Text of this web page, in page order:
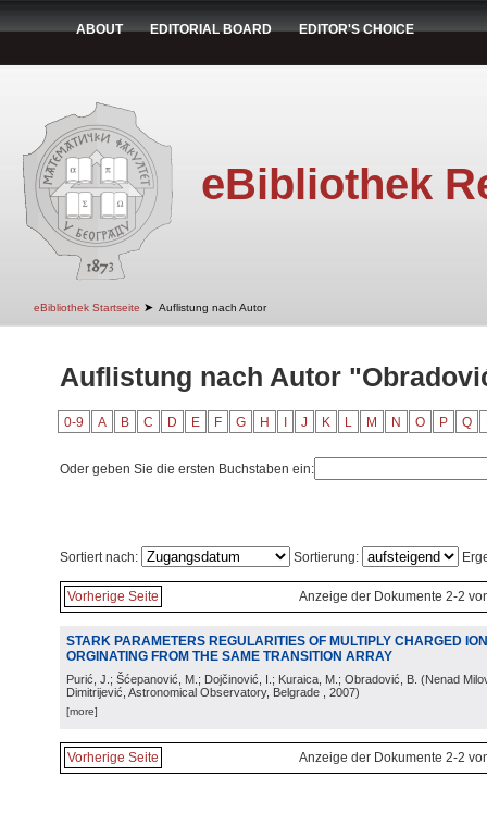
ABOUT EDITORIAL BOARD EDITOR'S CHOICE
eBibliothek
eBibliothek Startseite ➤ Auflistung nach Autor
Auflistung nach Autor
0-9 A B C D E F G H J K L M N O P Q
Oder geben Sie die ersten Buchstaben ein:
Sortiert nach: Sortierung:
Vorherige Seite Anzeige der Dokumente 2-2
STARK PARAMETERS REGULARITIES OF MULTIPLY CHARGED
ORGINATING FROM THE SAME TRANSITION ARRAY
Purić, J.; Šćepanović, M.; Dojčinović, I.; Kuraica, M.; Obradović, B. (Nenad
Dimitrijević, Astronomical Observatory, Belgrade
, 2007)
[more]
Vorherige Seite Anzeige der Dokumente 2-2